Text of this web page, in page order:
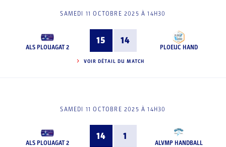
SAMEDI 11 OCTOBRE 2025 À 14H30
ALS PLOUAGAT 2
15 14
PLOEUC HAND
VOIR DÉTAIL DU MATCH
SAMEDI 11 OCTOBRE 2025 À 14H30
ALS PLOUAGAT 2
14 1
ALVMP HANDBALL